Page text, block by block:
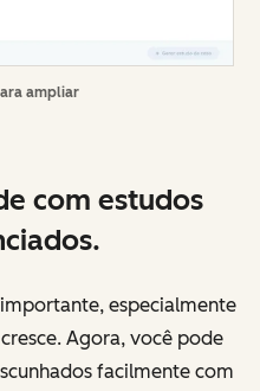
ampliar
com estudos
especialmente
Agora, você pode
facilmente com